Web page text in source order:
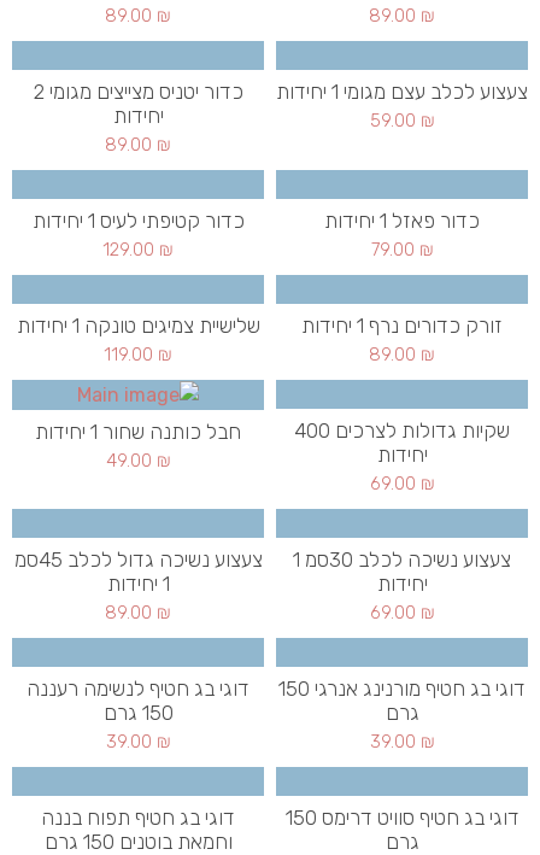
89.00 ₪
89.00 ₪
צעצוע לכלב עצם מגומי 1 יחידות
59.00 ₪
כדור יטניס מצייצים מגומי 2
יחידות
89.00 ₪
כדור פאזל 1 יחידות
79.00 ₪
כדור קטיפתי לעיס 1 יחידות
129.00 ₪
זורק כדורים נרף 1 יחידות
89.00 ₪
שלישיית צמיגים טונקה 1 יחידות
119.00 ₪
שקיות גדולות לצרכים 400
יחידות
69.00 ₪
חבל כותנה שחור 1 יחידות
49.00 ₪
צעצוע נשיכה לכלב 30סמ 1
יחידות
69.00 ₪
צעצוע נשיכה גדול לכלב 45סמ
1 יחידות
89.00 ₪
דוגי בג חטיף מורנינג אנרגי 150
גרם
39.00 ₪
דוגי בג חטיף לנשימה רעננה
150 גרם
39.00 ₪
דוגי בג חטיף סוויט דרימס 150
גרם
דוגי בג חטיף תפוח בננה
וחמאת בוטנים 150 גרם